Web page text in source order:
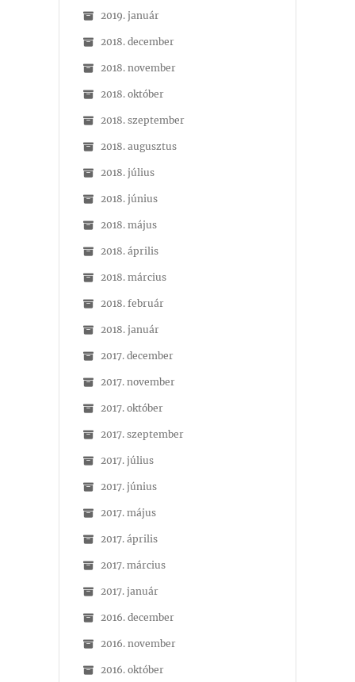
2019. január
2018. december
2018. november
2018. október
2018. szeptember
2018. augusztus
2018. július
2018. június
2018. május
2018. április
2018. március
2018. február
2018. január
2017. december
2017. november
2017. október
2017. szeptember
2017. július
2017. június
2017. május
2017. április
2017. március
2017. január
2016. december
2016. november
2016. október